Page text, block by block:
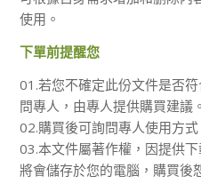
使用。
下單前提醒您
01.若您不確定此份文件是否
問專人，由專人提供購買建議。
02.購買後可詢問專人使用方
03.本文件屬著作權，因提供
將會儲存於您的電腦，購買後